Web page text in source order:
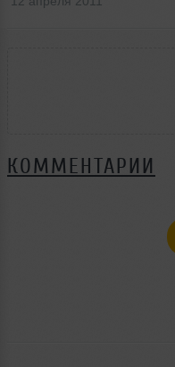
КОММЕНТАРИИ